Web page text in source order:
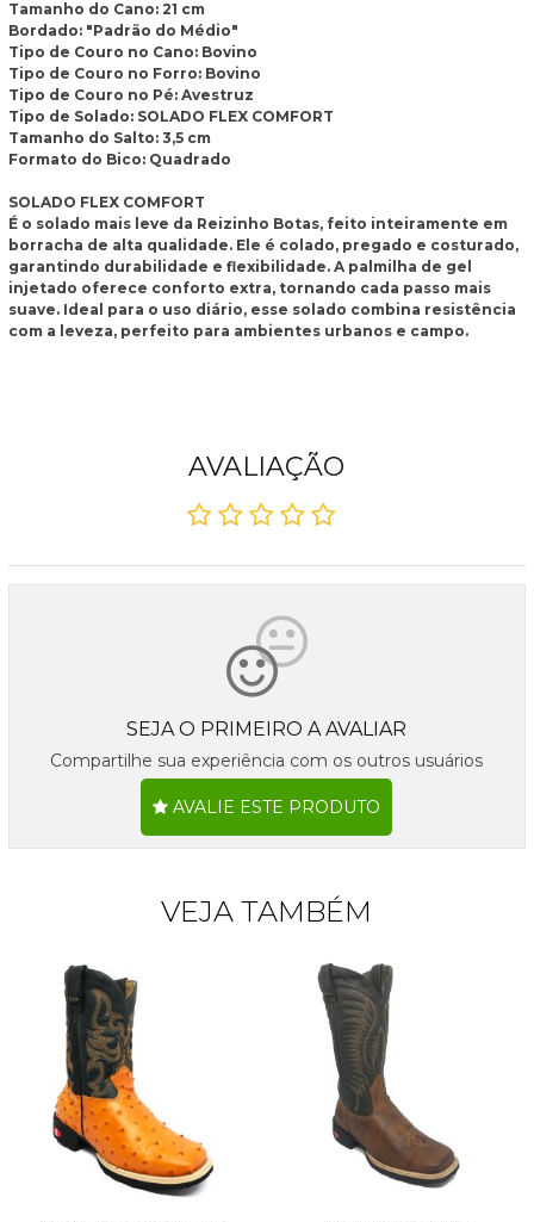
Tamanho do Cano: 21 cm
Bordado: "Padrão do Médio"
Tipo de Couro no Cano: Bovino
Tipo de Couro no Forro: Bovino
Tipo de Couro no Pé: Avestruz
Tipo de Solado: ​SOLADO FLEX COMFORT
Tamanho do Salto: 3,5 cm
Formato do Bico: Quadrado
SOLADO FLEX COMFORT
É o solado mais leve da Reizinho Botas, feito inteiramente em
borracha de alta qualidade. Ele é colado, pregado e costurado,
garantindo durabilidade e flexibilidade. A palmilha de gel
injetado oferece conforto extra, tornando cada passo mais
suave. Ideal para o uso diário, esse solado combina resistência
com a leveza, perfeito para ambientes urbanos e campo.
AVALIAÇÃO
SEJA O PRIMEIRO A AVALIAR
Compartilhe sua experiência com os outros usuários
AVALIE ESTE PRODUTO
VEJA TAMBÉM